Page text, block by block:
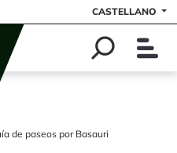
CASTELLANO
de paseos por Basauri